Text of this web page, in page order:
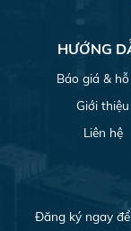
HƯỚNG
Báo giá &
Giới thiệu
Liên hệ
Đăng ký ngay